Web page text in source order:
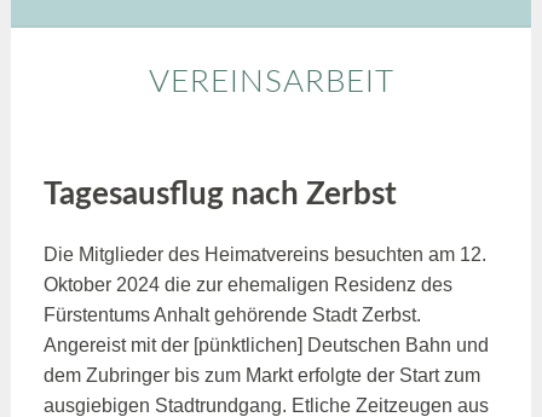
VEREINSARBEIT
Tagesausflug nach Zerbst
Die Mitglieder des Heimatvereins besuchten am 12.
Oktober 2024 die zur ehemaligen Residenz des
Fürstentums Anhalt gehörende Stadt Zerbst.
Angereist mit der [pünktlichen] Deutschen Bahn und
dem Zubringer bis zum Markt erfolgte der Start zum
ausgiebigen Stadtrundgang. Etliche Zeitzeugen aus